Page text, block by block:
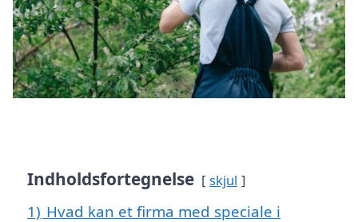
Indholdsfortegnelse skjul
1) Hvad kan et firma med speciale i